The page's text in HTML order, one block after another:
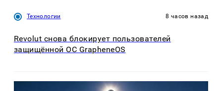
Технологии 8 часов назад
Revolut снова блокирует пользователей
защищённой ОС GrapheneOS